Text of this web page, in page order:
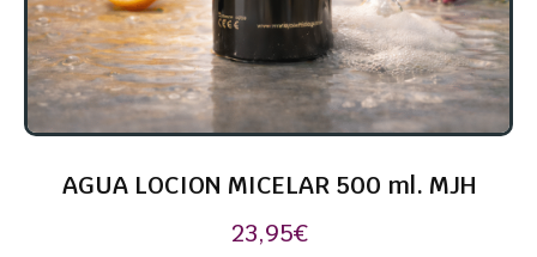
AGUA LOCION MICELAR 500 ml. MJH
23,95€